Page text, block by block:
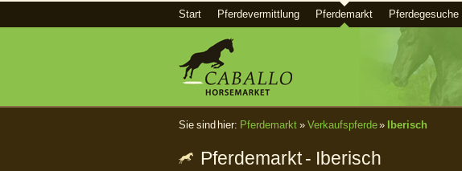
Start Pferdevermittlung Pferdemarkt Pferdegesuche
Sie sind hier: Pferdemarkt » Verkaufspferde» Iberisch
Pferdemarkt - Iberisch